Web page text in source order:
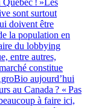
Québec ! »Les
sont surtout
doivent être
la population en
du lobbying
entre autres,
constitue
aujourd’hui
au Canada ? « Pas
à faire ici,